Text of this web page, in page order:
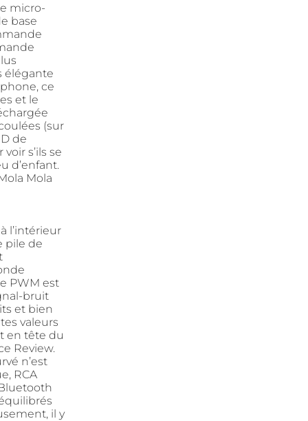
micro-
base
élégante
ce
et le
(sur
de
s’ils se
d’enfant.
Mola
l’intérieur
pile de
PWM est
bruit
et bien
valeurs
en tête du
Review.
n’est
RCA
il y